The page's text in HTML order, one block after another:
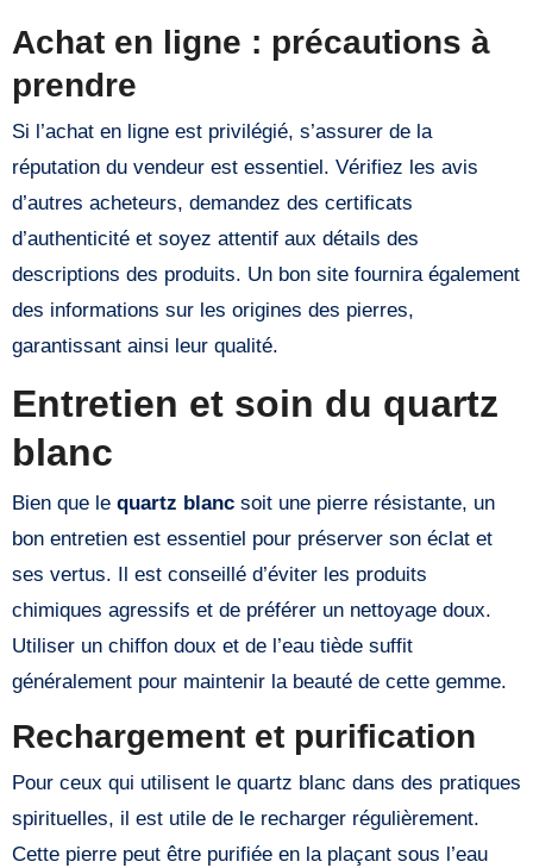
Achat en ligne : précautions à
prendre
Si l’achat en ligne est privilégié, s’assurer de la
réputation du vendeur est essentiel. Vérifiez les avis
d’autres acheteurs, demandez des certificats
d’authenticité et soyez attentif aux détails des
descriptions des produits. Un bon site fournira également
des informations sur les origines des pierres,
garantissant ainsi leur qualité.
Entretien et soin du quartz
blanc
Bien que le quartz blancsoit une pierre résistante, un
bon entretien est essentiel pour préserver son éclat et
ses vertus. Il est conseillé d’éviter les produits
chimiques agressifs et de préférer un nettoyage doux.
Utiliser un chiffon doux et de l’eau tiède suffit
généralement pour maintenir la beauté de cette gemme.
Rechargement et purification
Pour ceux qui utilisent le quartz blanc dans des pratiques
spirituelles, il est utile de le recharger régulièrement.
Cette pierre peut être purifiée en la plaçant sous l’eau